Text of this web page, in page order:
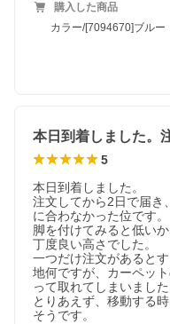
購入した商品
カラー/[7094670]ブルー
5
本日到着しました。
注文してから2日で届き
に合わなかった位です。
脚を付けてみると低い
丁度良い高さでした。
一つだけ注文があると
地何ですが、カーペッ
って取れてしまいました
とりあえず、移動する
そうです。